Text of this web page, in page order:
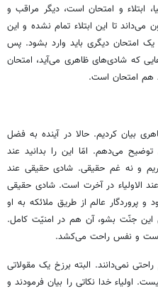
ابتلاء و امتحان است، دیگر مراقب و
تا این ابتلاء تمام نشده و این
یک امتحان دیگری باید وارد بشود. پس
که شادی‌های ظاهری می‌آید، امتحان
هم امتحان است.
بیان کردیم. حالا در آینده به فضل
می‌دهم. امّا این را بدانید عند
و نه غم حقیقی. شادی حقیقی عند
الاولیاء در آخرت است. شادی حقیقی
و پروردگار عالم از طریق ملائکه به او
این جنّت بشو، آن هم در امنیّت کامل.
است و نفس راحت می‌کشد.
نمی‌دانند. البته برزخ یک مقولاتی
اولیاء خدا نکاتی را بیان فرمودند و